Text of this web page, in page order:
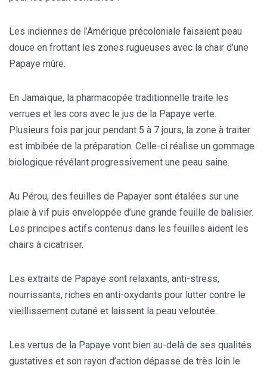
Les indiennes de l’Amérique précoloniale faisaient peau
douce en frottant les zones rugueuses avec la chair d’une
Papaye mûre.
En Jamaïque, la pharmacopée traditionnelle traite les
verrues et les cors avec le jus de la Papaye verte.
Plusieurs fois par jour pendant 5 à 7 jours, la zone à traiter
est imbibée de la préparation. Celle-ci réalise un gommage
biologique révélant progressivement une peau saine.
Au Pérou, des feuilles de Papayer sont étalées sur une
plaie à vif puis enveloppée d’une grande feuille de balisier.
Les principes actifs contenus dans les feuilles aident les
chairs à cicatriser.
Les extraits de Papaye sont relaxants, anti-stress,
nourrissants, riches en anti-oxydants pour lutter contre le
vieillissement cutané et laissent la peau veloutée.
Les vertus de la Papaye vont bien au-delà de ses qualités
gustatives et son rayon d’action dépasse de très loin le